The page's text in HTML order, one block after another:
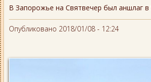
В Запорожье на Святвечер был аншлаг в
Опубликовано 2018/01/08 - 12:24